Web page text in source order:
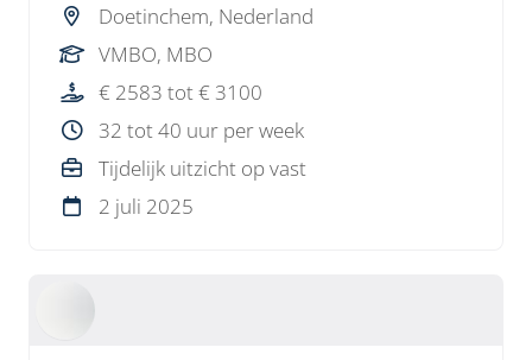
buizen. Een afwisselende baan met vaste uren,
veel vrijheid en uitzicht op een vast
dienstverband.
Doetinchem, Nederland
VMBO, MBO
€ 2583 tot € 3100
32 tot 40 uur per week
Tijdelijk uitzicht op vast
2 juli 2025